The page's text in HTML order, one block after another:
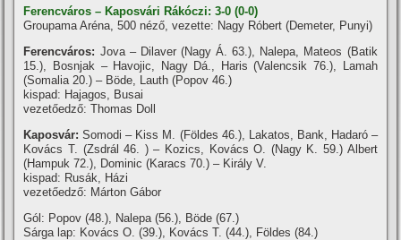
Ferencváros – Kaposvári Rákóczi: 3-0 (0-0)
Groupama Aréna, 500 néző, vezette: Nagy Róbert (Demeter, Punyi)
Ferencváros: Jova – Dilaver (Nagy Á. 63.), Nalepa, Mateos (Batik
15.), Bosnjak – Havojic, Nagy Dá., Haris (Valencsik 76.), Lamah
(Somalia 20.) – Böde, Lauth (Popov 46.)
kispad: Hajagos, Busai
vezetőedző: Thomas Doll
Kaposvár: Somodi – Kiss M. (Földes 46.), Lakatos, Bank, Hadaró –
Kovács T. (Zsdrál 46. ) – Kozics, Kovács O. (Nagy K. 59.) Albert
(Hampuk 72.), Dominic (Karacs 70.) – Király V.
kispad: Rusák, Házi
vezetőedző: Márton Gábor
Gól: Popov (48.), Nalepa (56.), Böde (67.)
Sárga lap: Kovács O. (39.), Kovács T. (44.), Földes (84.)